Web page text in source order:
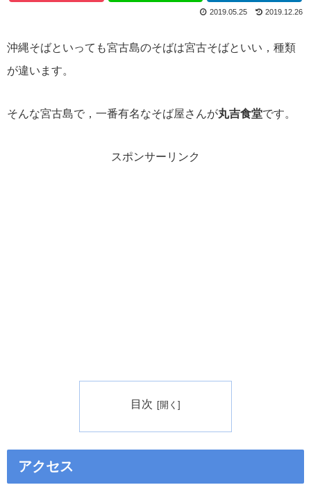
2019.12.26
2019.05.25
沖縄そばといっても宮古島のそばは宮古そばといい，種類
が違います。
そんな宮古島で，一番有名なそば屋さんが丸吉食堂です。
スポンサーリンク
目次
アクセス